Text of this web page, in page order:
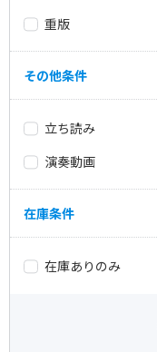
重版
その他条件
立ち読み
演奏動画
在庫条件
在庫ありのみ